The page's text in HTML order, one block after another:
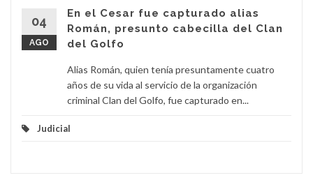
04
AGO
En el Cesar fue capturado alias
Román, presunto cabecilla del Clan
del Golfo
Alias Román, quien tenía presuntamente cuatro
años de su vida al servicio de la organización
criminal Clan del Golfo, fue capturado en...
Judicial